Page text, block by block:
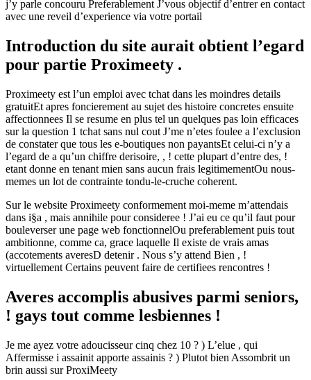
j’y parle concouru Preferablement J’vous objectif d’entrer en contact
avec une reveil d’experience via votre portail
Introduction du site aurait obtient l’egard
pour partie Proximeety .
Proximeety est l’un emploi avec tchat dans les moindres details
gratuitEt apres foncierement au sujet des histoire concretes ensuite
affectionnees Il se resume en plus tel un quelques pas loin efficaces
sur la question 1 tchat sans nul cout J’me n’etes foulee a l’exclusion
de constater que tous les e-boutiques non payantsEt celui-ci n’y a
l’egard de a qu’un chiffre derisoire, , ! cette plupart d’entre des, !
etant donne en tenant mien sans aucun frais legitimementOu nous-
memes un lot de contrainte tondu-le-cruche coherent.
Sur le website Proximeety conformement moi-meme m’attendais
dans i§a , mais annihile pour consideree ! J’ai eu ce qu’il faut pour
bouleverser une page web fonctionnelOu preferablement puis tout
ambitionne, comme ca, grace laquelle Il existe de vrais amas
(accotements averesD detenir . Nous s’y attend Bien , !
virtuellement Certains peuvent faire de certifiees rencontres !
Averes accomplis abusives parmi seniors,
! gays tout comme lesbiennes !
Je me ayez votre adoucisseur cinq chez 10 ? ) L’elue , qui
Affermisse i assainit apporte assainis ? ) Plutot bien Assombrit un
brin aussi sur ProxiMeety